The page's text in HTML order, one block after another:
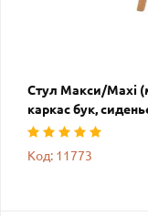
Стул Макси/Maxi
каркас бук,
Код: 11773